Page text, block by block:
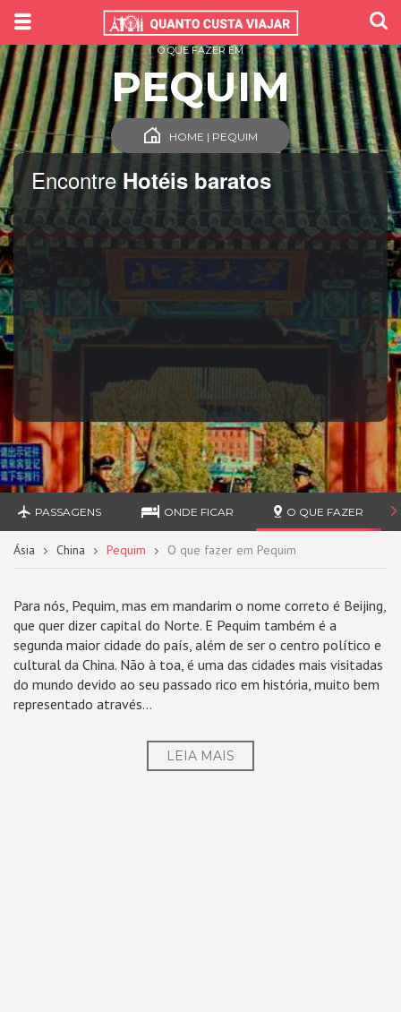
Encontre Hotéis baratos
O QUE FAZER EM
PEQUIM
HOME | PEQUIM
PASSAGENS ONDE FICAR O QUE FAZER
Ásia China Pequim O que fazer em Pequim
Para nós, Pequim, mas em mandarim o nome correto é Beijing,
que quer dizer capital do Norte. E Pequim também é a
segunda maior cidade do país, além de ser o centro político e
cultural da China. Não à toa, é uma das cidades mais visitadas
do mundo devido ao seu passado rico em história, muito bem
representado através...
LEIA MAIS